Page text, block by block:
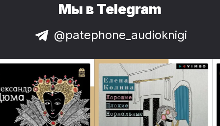
Мы в Telegram
@patephone_audioknigi